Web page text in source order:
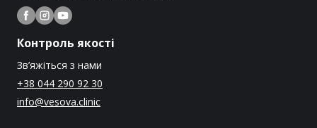
Контроль якості
Зв’яжіться з нами
+38 044 290 92 30
info@vesova.clinic